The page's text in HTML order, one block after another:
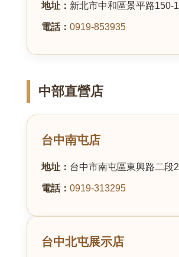
地址： 新北市中和區景平路150-
電話： 0919-853935
中部直營店
台中南屯店
地址： 台中市南屯區東興路二段
電話： 0919-313295
台中北屯展示店